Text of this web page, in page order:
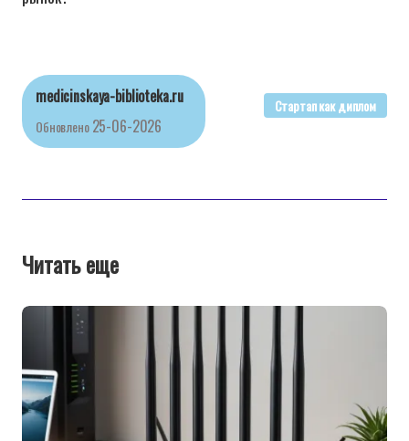
medicinskaya-biblioteka.ru
Обновлено 25-06-2026
Стартап как диплом
Читать еще